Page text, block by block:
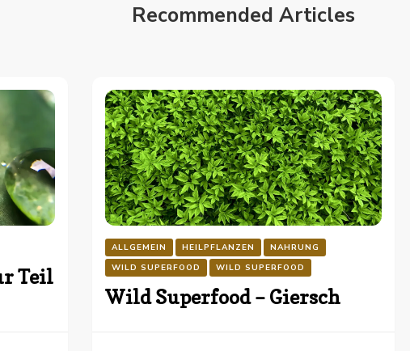
Recommended Articles
Teil
ALLGEMEIN HEILPFLANZEN
NAHRUNG
WILD SUPERFOOD
WILD SUPERFOOD
Wild Superfood – Giersch